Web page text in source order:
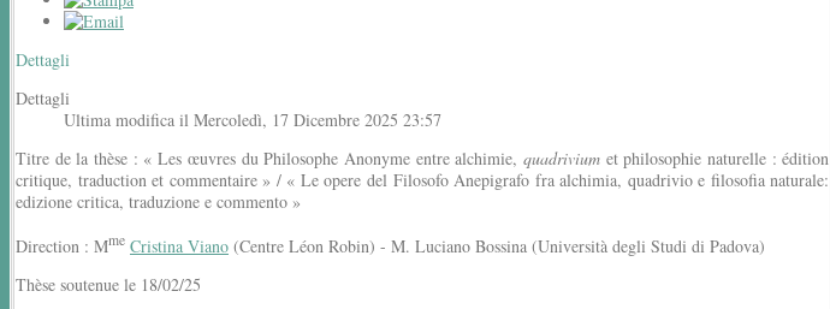
Dettagli
Dettagli
Ultima modifica il Mercoledì, 17 Dicembre 2025 23:57
Titre de la thèse : « Les œuvres du Philosophe Anonyme entre alchimie, quadriviumet philosophie naturelle : édition
critique, traduction et commentaire » / « Le opere del Filosofo Anepigrafo fra alchimia, quadrivio e filosofia naturale:
edizione critica, traduzione e commento »
Direction : Mme Cristina Viano (Centre Léon Robin) - M. Luciano Bossina (Università degli Studi di Padova)
Thèse soutenue le 18/02/25